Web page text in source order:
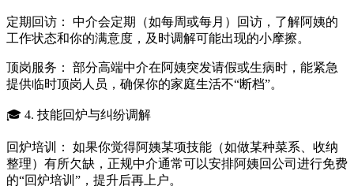
定期回访： 中介会定期（如每周或每月）回访，了解阿姨的
工作状态和你的满意度，及时调解可能出现的小摩擦。
顶岗服务： 部分高端中介在阿姨突发请假或生病时，能紧急
提供临时顶岗人员，确保你的家庭生活不“断档”。
🎓 4. 技能回炉与纠纷调解
回炉培训： 如果你觉得阿姨某项技能（如做某种菜系、收纳
整理）有所欠缺，正规中介通常可以安排阿姨回公司进行免费
的“回炉培训”，提升后再上户。